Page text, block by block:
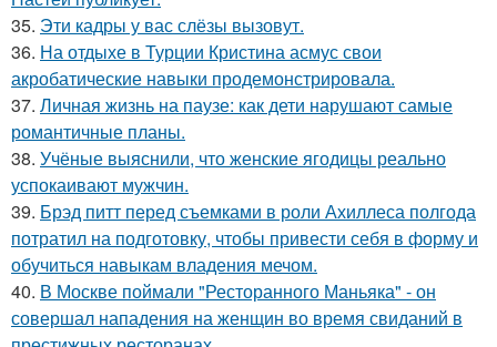
35. Эти кадры у вас слёзы вызовут.
36. На отдыхе в Турции Кристина асмус свои
акробатические навыки продемонстрировала.
37. Личная жизнь на паузе: как дети нарушают самые
романтичные планы.
38. Учёные выяснили, что женские ягодицы реально
успокаивают мужчин.
39. Брэд питт перед съемками в роли Ахиллеса полгода
потратил на подготовку, чтобы привести себя в форму и
обучиться навыкам владения мечом.
40. В Москве поймали "Ресторанного Маньяка" - он
совершал нападения на женщин во время свиданий в